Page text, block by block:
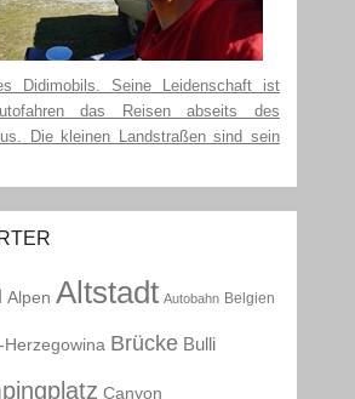
Didimobils. Seine Leidenschaft ist
das Reisen abseits des
Die kleinen Landstraßen sind sein
Alpen Altstadt Autobahn Belgien
Herzegowina Brücke Bulli
Canyon